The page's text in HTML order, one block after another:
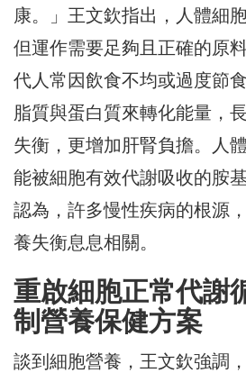
康。」王文欽指出，人體細
但運作需要足夠且正確的原
代人常因飲食不均或過度節
脂質與蛋白質來轉化能量，
失衡，更增加肝腎負擔。人
能被細胞有效代謝吸收的胺
認為，許多慢性疾病的根源
養失衡息息相關。
重啟細胞正常代謝
制營養保健方案
談到細胞營養，王文欽強調